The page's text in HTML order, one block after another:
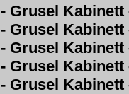
- Grusel
- Grusel
- Grusel
- Grusel
- Grusel